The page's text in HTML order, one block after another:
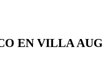
EN VILLA